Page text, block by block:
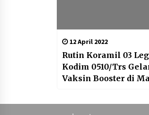
12 April 2022
Rutin Koramil 03
Kodim 0510/Trs
Vaksin Booster di